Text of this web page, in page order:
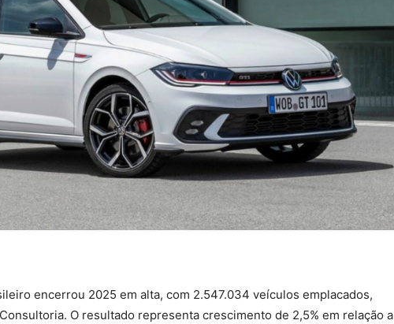
encerrou 2025 em alta, com 2.547.034 veículos emplacados,
O resultado representa crescimento de 2,5% em relação a